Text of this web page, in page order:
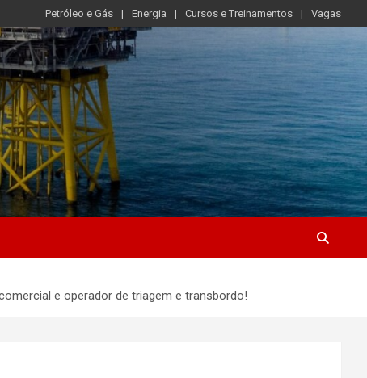
Petróleo e Gás Energia Cursos e Treinamentos Vagas
e operador de triagem e transbordo!